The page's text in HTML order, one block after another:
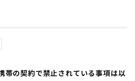
帯の契約で禁止されている事項は以